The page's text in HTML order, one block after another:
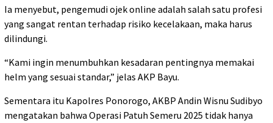
Ia menyebut, pengemudi ojek online adalah salah satu profesi
yang sangat rentan terhadap risiko kecelakaan, maka harus
dilindungi.
“Kami ingin menumbuhkan kesadaran pentingnya memakai
helm yang sesuai standar,” jelas AKP Bayu.
Sementara itu Kapolres Ponorogo, AKBP Andin Wisnu Sudibyo
mengatakan bahwa Operasi Patuh Semeru 2025 tidak hanya